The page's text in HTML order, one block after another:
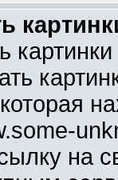
на